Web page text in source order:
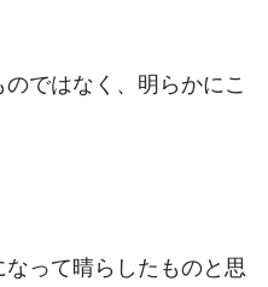
ではなく、明らかにこ
って晴らしたものと思